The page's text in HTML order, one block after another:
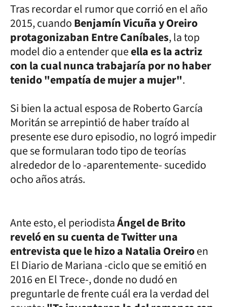
Tras recordar el rumor que corrió en el año
2015, cuandoBenjamín Vicuña y Oreiro
protagonizaban Entre Caníbales, la top
model dio a entender queella es la actriz
con la cual nunca trabajaría por no haber
tenido "empatía de mujer a mujer".
Si bien la actual esposa de Roberto García
Moritán se arrepintió de haber traído al
presente ese duro episodio, no logró impedir
que se formularan todo tipo de teorías
alrededor de lo -aparentemente- sucedido
ocho años atrás.
Ante esto, el periodistaÁngel de Brito
reveló en su cuenta de Twitter una
entrevista que le hizo a Natalia Oreiroen
El Diario de Mariana -ciclo que se emitió en
2016 en El Trece-, donde no dudó en
preguntarle de frente cuál era la verdad del